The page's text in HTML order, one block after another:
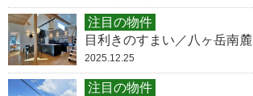
注目の物件
目利きのすまい／八ヶ岳南麓
2025.12.25
注目の物件